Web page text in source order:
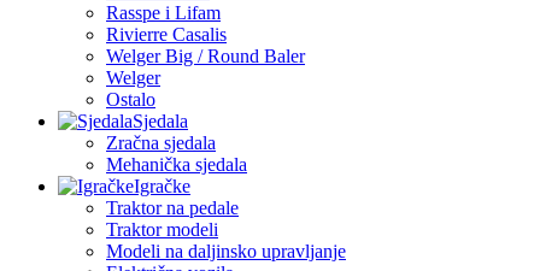
Rasspe i Lifam
Rivierre Casalis
Welger Big / Round Baler
Welger
Ostalo
Sjedala
Zračna sjedala
Mehanička sjedala
Igračke
Traktor na pedale
Traktor modeli
Modeli na daljinsko upravljanje